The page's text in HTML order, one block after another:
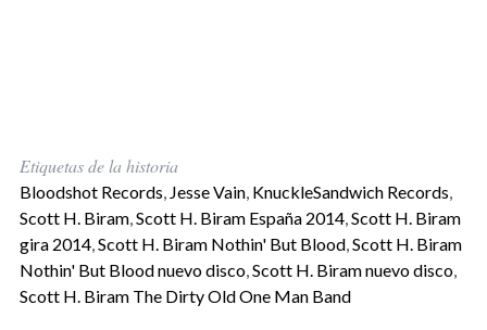
Etiquetas de la historia
Bloodshot Records, Jesse Vain, KnuckleSandwich Records,
Scott H. Biram,Scott H. Biram España 2014,Scott H. Biram
gira 2014,Scott H. Biram Nothin' But Blood,Scott H. Biram
Nothin' But Blood nuevo disco,Scott H. Biram nuevo disco,
Scott H. Biram The Dirty Old One Man Band